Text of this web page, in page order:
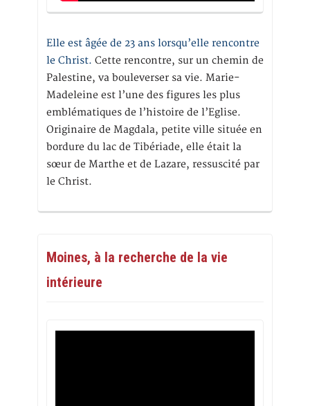
Elle est âgée de 23 ans lorsqu’elle rencontre
le Christ. Cette rencontre, sur un chemin de
Palestine, va bouleverser sa vie. Marie-
Madeleine est l’une des figures les plus
emblématiques de l’histoire de l’Eglise.
Originaire de Magdala, petite ville située en
bordure du lac de Tibériade, elle était la
sœur de Marthe et de Lazare, ressuscité par
le Christ.
Moines, à la recherche de la vie
intérieure